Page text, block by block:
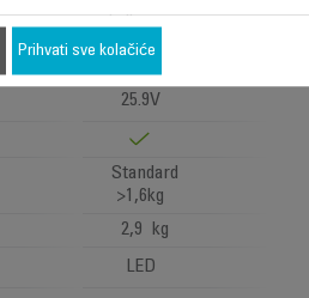
indicator
Litijumski joni
25.9V
Standard
>1,6kg
2,9 kg
LED
Prihvati sve kolačiće